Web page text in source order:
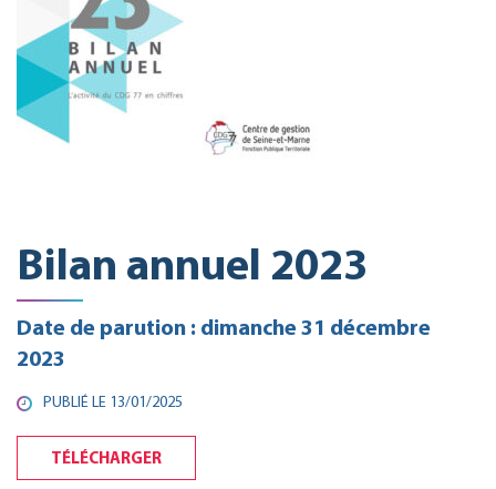
Bilan annuel 2023
Date de parution : dimanche 31 décembre
2023
PUBLIÉ LE 13/01/2025
TÉLÉCHARGER